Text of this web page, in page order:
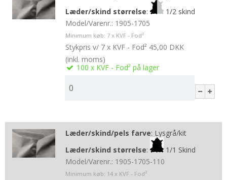
Læder/skind størrelse:
1/2 skind
Model/Varenr.: 1905-1705
Minimum køb: 7 x KVF - Fod²
Stykpris v/ 7 x KVF - Fod² 45,00 DKK
(inkl. moms)
100 x KVF - Fod² på lager
Læder/skind/pels farve: Lysgrå/kit
Læder/skind størrelse:
1/1 Skind
Model/Varenr.: 1905-1705-110
Minimum køb: 14 x KVF - Fod²